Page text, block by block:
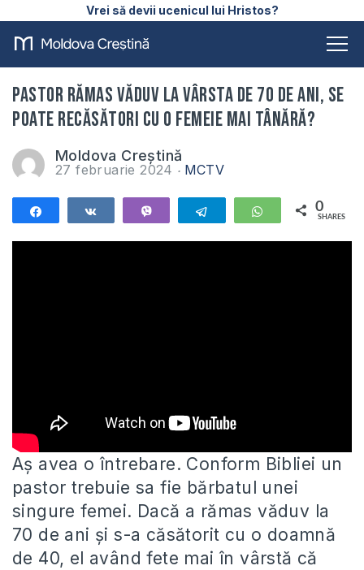
Vrei să devii ucenicul lui Hristos?
Pastor rămas văduv la vârsta de 70 de ani, se
poate recăsători cu o femeie mai tânără?
Moldova Creștină
27 februarie 2024 MCTV
Telegram WhatsApp
0
SHARES
Aș avea o întrebare. Conform Bibliei un
pastor trebuie sa fie bărbatul unei
singure femei. Dacă a rămas văduv la
70 de ani și s-a căsătorit cu o doamnă
de 40, el având fete mai în vârstă că